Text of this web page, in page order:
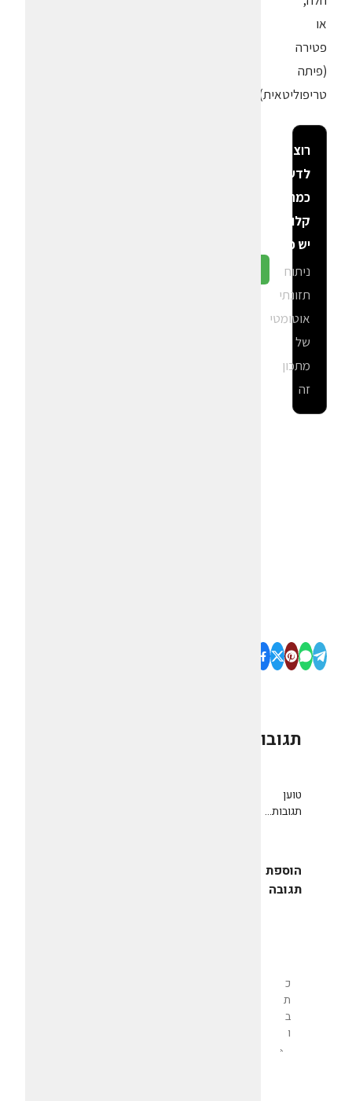
או
פטירה
(פיתה
טריפוליטאית)
רוצה
לדעת
כמה
קלוריות
יש פה?
ניתוח
תזונתי
אוטומטי
של
מתכון
זה
תגובות
טוען
תגובות...
הוספת
תגובה